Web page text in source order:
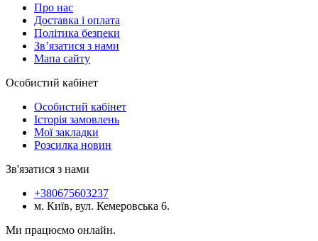
Про нас
Доставка і оплата
Політика безпеки
Зв’язатися з нами
Мапа сайту
Особистий кабінет
Особистий кабінет
Історія замовлень
Мої закладки
Розсилка новин
Зв'язатися з нами
+380675603237
м. Київ, вул. Кемеровська 6.
Ми працюємо онлайн.